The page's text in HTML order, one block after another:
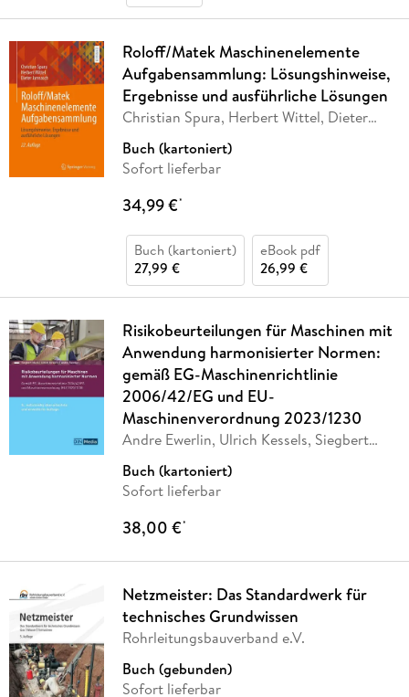
Roloff/Matek Maschinenelemente
Aufgabensammlung: Lösungshinweise,
Ergebnisse und ausführliche Lösungen
Christian Spura, Herbert Wittel, Dieter
Buch (kartoniert)
Sofort lieferbar
34,99 €*
Buch (kartoniert)
27,99 €
eBook pdf
26,99 €
Risikobeurteilungen für Maschinen mit
Anwendung harmonisierter Normen:
gemäß EG-Maschinenrichtlinie
2006/42/EG und EU-
Maschinenverordnung 2023/1230
Andre Ewerlin, Ulrich Kessels, Siegbert
Buch (kartoniert)
Sofort lieferbar
38,00 €*
Netzmeister: Das Standardwerk für
technisches Grundwissen
Rohrleitungsbauverband e.V.
Buch (gebunden)
Sofort lieferbar